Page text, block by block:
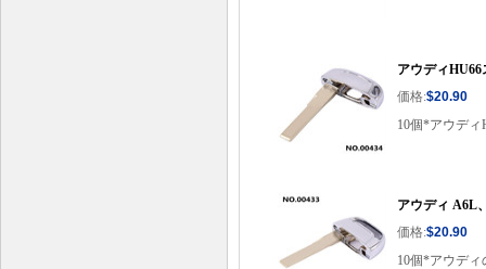
アウディ
価格:$20.90
10個*アウデ
アウディ A6L
価格:$20.90
10個*アウデ